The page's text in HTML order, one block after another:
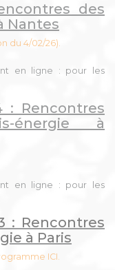
des
Nantes
du 4/02/26).
en ligne : pour les
: Rencontres
énergie à
en ligne : pour les
: Rencontres
à Paris
ICI.